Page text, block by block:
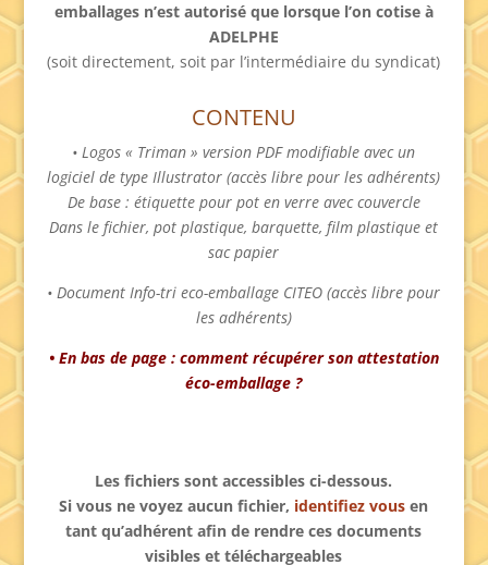
emballages n’est autorisé que lorsque l’on cotise à
ADELPHE
(soit directement, soit par l’intermédiaire du syndicat)
CONTENU
• Logos « Triman » version PDF modifiable avec un
logiciel de type Illustrator (accès libre pour les adhérents)
De base : étiquette pour pot en verre avec couvercle
Dans le fichier, pot plastique, barquette, film plastique et
sac papier
• Document Info-tri eco-emballage CITEO (accès libre pour
les adhérents)
• En bas de page : comment récupérer son attestation
éco-emballage ?
Les fichiers sont accessibles ci-dessous.
Si vous ne voyez aucun fichier, identifiez vous en
tant qu’adhérent afin de rendre ces documents
visibles et téléchargeables